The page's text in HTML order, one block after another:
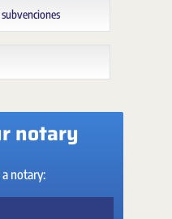
notary
notary: